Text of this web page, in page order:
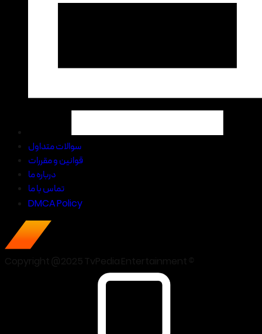
سوالات متداول
قوانین و مقررات
درباره ما
تماس با ما
DMCA Policy